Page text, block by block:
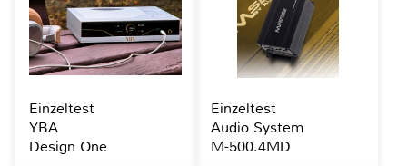
Einzeltest
YBA
Design One
Einzeltest
Audio System
M-500.4MD